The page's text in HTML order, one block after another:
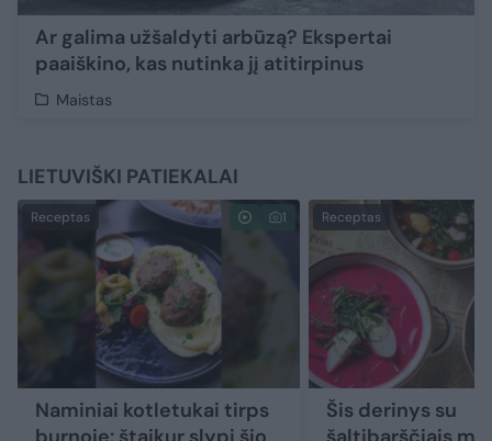
Ar galima užšaldyti arbūzą? Ekspertai
paaiškino, kas nutinka jį atitirpinus
Maistas
LIETUVIŠKI PATIEKALAI
Receptas 1
Naminiai kotletukai tirps
Receptas
Šis derinys su